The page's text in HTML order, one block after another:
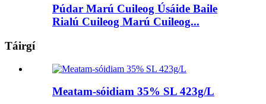
Púdar Marú Cuileog Úsáide Baile
Rialú Cuileog Marú Cuileog...
Táirgí
Meatam-sóidiam 35% SL 423g/L